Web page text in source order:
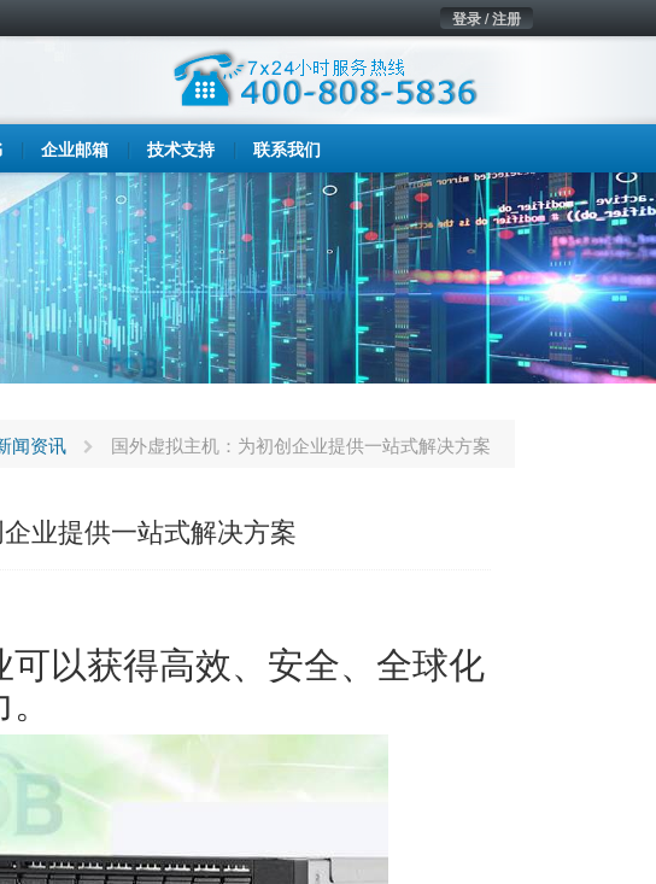
登录 / 注册
企业邮箱 技术支持 联系我们
闻资讯 国外虚拟主机：为初创企业提供一站式解决方案
业提供一站式解决方案
以获得高效、安全、全球化